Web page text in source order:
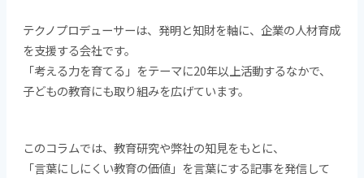
テクノプロデューサーは、発明と知財を軸に、企業の人材育成
を支援する会社です。
「考える力を育てる」をテーマに20年以上活動するなかで、
子どもの教育にも取り組みを広げています。
このコラムでは、教育研究や弊社の知見をもとに、
「言葉にしにくい教育の価値」を言葉にする記事を発信して